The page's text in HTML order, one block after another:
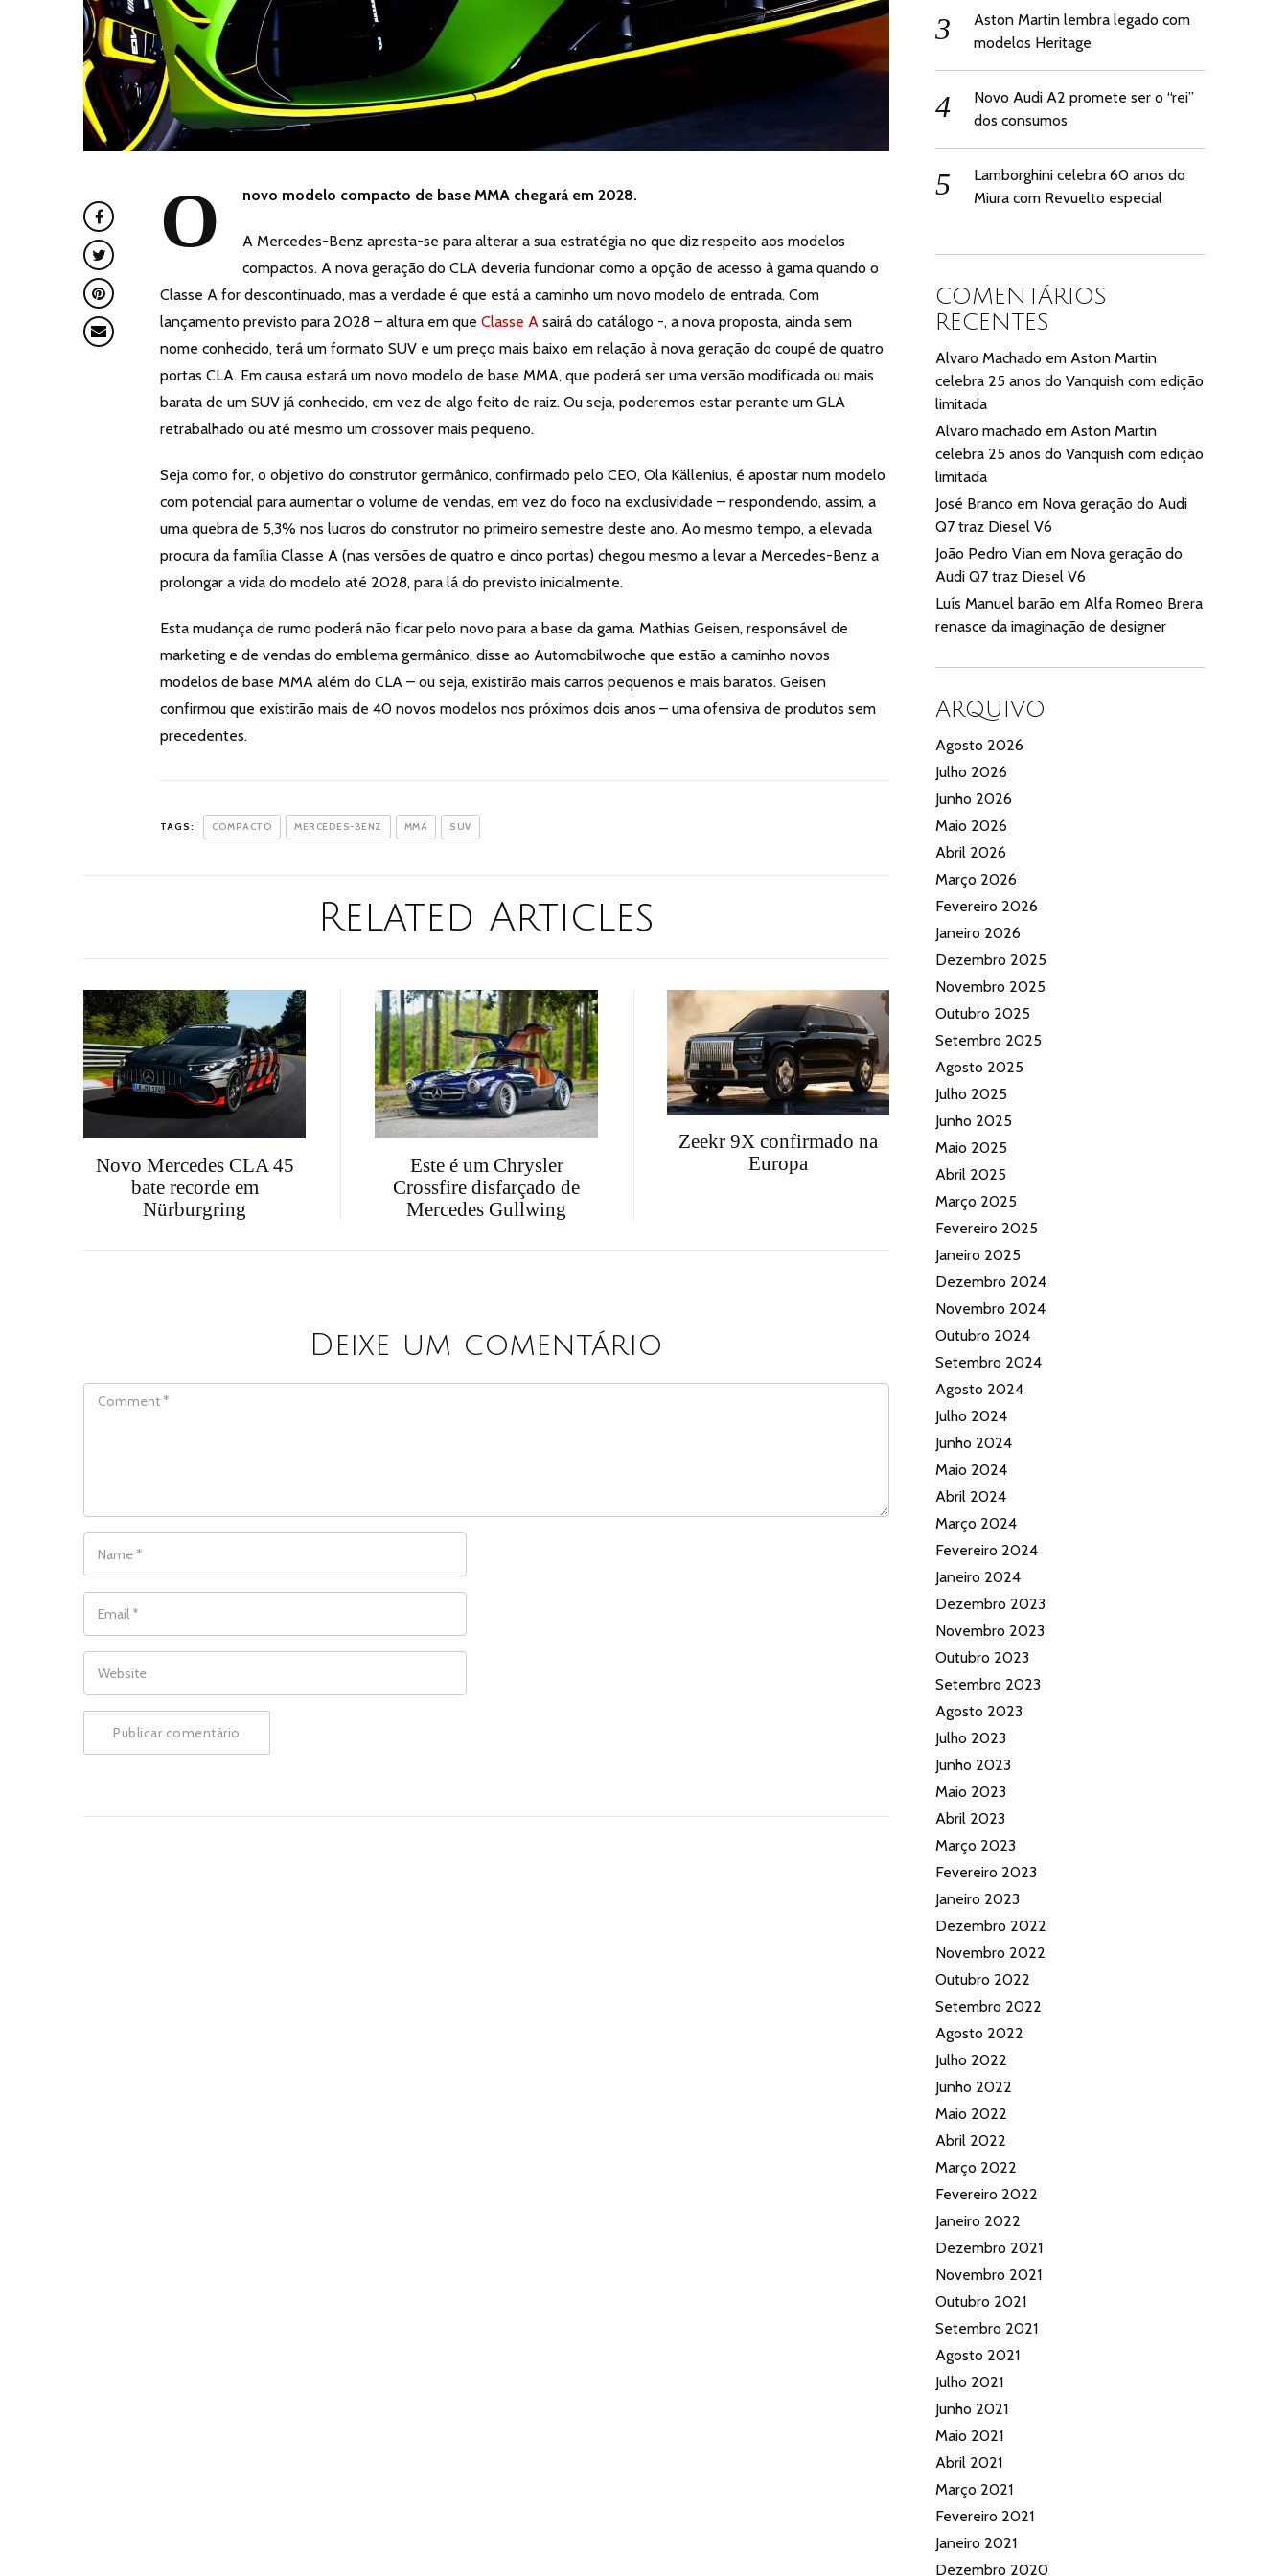
O novo modelo compacto de base MMA chegará em 2028.
A Mercedes-Benz apresta-se para alterar a sua estratégia no que diz respeito aos modelos
compactos. A nova geração do CLA deveria funcionar como a opção de acesso à gama quando o
Classe A for descontinuado, mas a verdade é que está a caminho um novo modelo de entrada. Com
lançamento previsto para 2028 – altura em que Classe A sairá do catálogo -, a nova proposta, ainda sem
nome conhecido, terá um formato SUV e um preço mais baixo em relação à nova geração do coupé de quatro
portas CLA. Em causa estará um novo modelo de base MMA, que poderá ser uma versão modificada ou mais
barata de um SUV já conhecido, em vez de algo feito de raiz. Ou seja, poderemos estar perante um GLA
retrabalhado ou até mesmo um crossover mais pequeno.
Seja como for, o objetivo do construtor germânico, confirmado pelo CEO, Ola Källenius, é apostar num modelo
com potencial para aumentar o volume de vendas, em vez do foco na exclusividade – respondendo, assim, a
uma quebra de 5,3% nos lucros do construtor no primeiro semestre deste ano. Ao mesmo tempo, a elevada
procura da família Classe A (nas versões de quatro e cinco portas) chegou mesmo a levar a Mercedes-Benz a
prolongar a vida do modelo até 2028, para lá do previsto inicialmente.
Esta mudança de rumo poderá não ficar pelo novo para a base da gama. Mathias Geisen, responsável de
marketing e de vendas do emblema germânico, disse ao Automobilwoche que estão a caminho novos
modelos de base MMA além do CLA – ou seja, existirão mais carros pequenos e mais baratos. Geisen
confirmou que existirão mais de 40 novos modelos nos próximos dois anos – uma ofensiva de produtos sem
precedentes.
TAGS: COMPACTO MERCEDES-BENZ MMA SUV
Related Articles
Novo Mercedes CLA 45
bate recorde em
Nürburgring
Este é um Chrysler
Crossfire disfarçado de
Mercedes Gullwing
Zeekr 9X confirmado na
Europa
Deixe um comentário
Aston Martin lembra legado com
modelos Heritage
Novo Audi A2 promete ser o “rei”
dos consumos
Lamborghini celebra 60 anos do
Miura com Revuelto especial
COMENTÁRIOS
RECENTES
Alvaro Machado emAston Martin
celebra 25 anos do Vanquish com edição
limitada
Alvaro machado emAston Martin
celebra 25 anos do Vanquish com edição
limitada
José Branco em Nova geração do Audi
Q7 traz Diesel V6
João Pedro Vian em Nova geração do
Audi Q7 traz Diesel V6
Luís Manuel barão emAlfa Romeo Brera
renasce da imaginação de designer
ARQUIVO
Agosto 2026
Julho 2026
Junho 2026
Maio 2026
Abril 2026
Março 2026
Fevereiro 2026
Janeiro 2026
Dezembro 2025
Novembro 2025
Outubro 2025
Setembro 2025
Agosto 2025
Julho 2025
Junho 2025
Maio 2025
Abril 2025
Março 2025
Fevereiro 2025
Janeiro 2025
Dezembro 2024
Novembro 2024
Outubro 2024
Setembro 2024
Agosto 2024
Julho 2024
Junho 2024
Maio 2024
Abril 2024
Março 2024
Fevereiro 2024
Janeiro 2024
Dezembro 2023
Novembro 2023
Outubro 2023
Setembro 2023
Agosto 2023
Julho 2023
Junho 2023
Maio 2023
Abril 2023
Março 2023
Fevereiro 2023
Janeiro 2023
Dezembro 2022
Novembro 2022
Outubro 2022
Setembro 2022
Agosto 2022
Julho 2022
Junho 2022
Maio 2022
Abril 2022
Março 2022
Fevereiro 2022
Janeiro 2022
Dezembro 2021
Novembro 2021
Outubro 2021
Setembro 2021
Agosto 2021
Julho 2021
Junho 2021
Maio 2021
Abril 2021
Março 2021
Fevereiro 2021
Janeiro 2021
Dezembro 2020